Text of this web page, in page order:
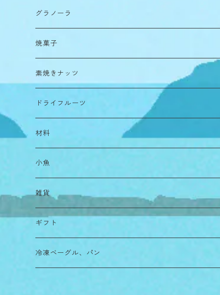
グラノーラ
焼菓子
素焼きナッツ
ドライフルーツ
材料
小魚
雑貨
ギフト
冷凍ベーグル、パン